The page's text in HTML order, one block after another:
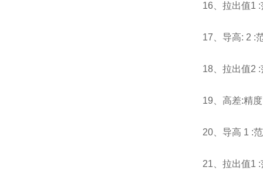
16、拉出值1 :
17、导高: 2 :
18、拉出值2 :
19、高差:精
20、导高 1 :
21、拉出值1 :